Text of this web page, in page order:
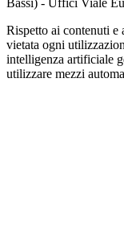
Bassi) - Uffici Viale
Rispetto ai contenuti e
vietata ogni
intelligenza artificiale
utilizzare mezzi